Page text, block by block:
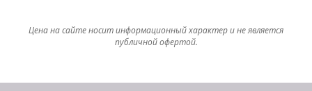
Цена на сайте носит информационный характер и не является
публичной офертой.